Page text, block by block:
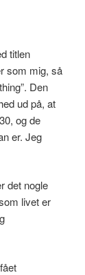
titlen
som mig, så
Den
ud på, at
og de
er. Jeg
det nogle
livet er